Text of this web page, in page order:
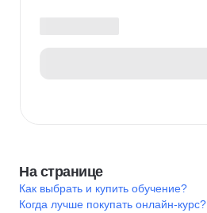
На странице
Как выбрать и купить обучение?
Когда лучше покупать онлайн-курс?